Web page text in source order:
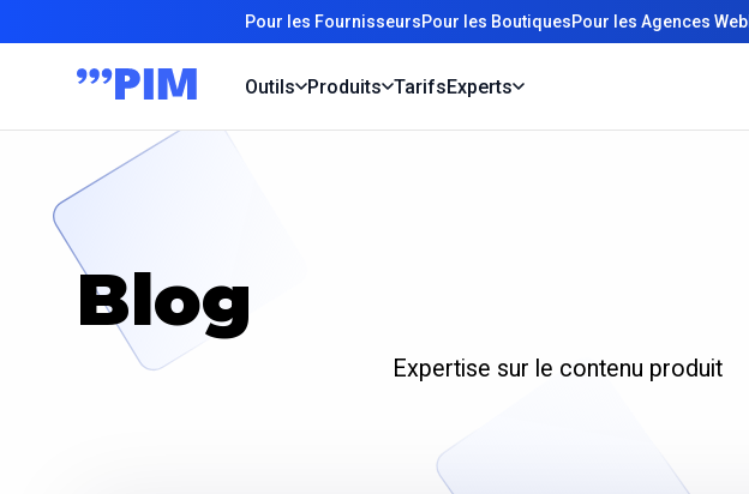
Pour les FournisseursPour les BoutiquesPour les Agences Web
Outils Produits TarifsExperts
Blog
Expertise sur le contenu produit